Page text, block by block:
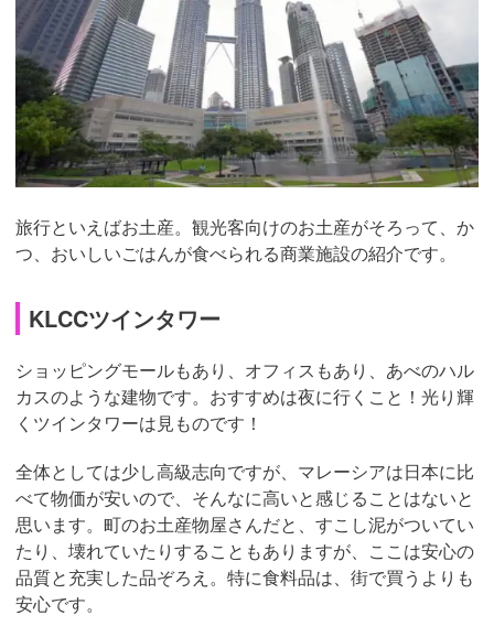
旅行といえばお土産。観光客向けのお土産がそろって、か
つ、おいしいごはんが食べられる商業施設の紹介です。
KLCCツインタワー
ショッピングモールもあり、オフィスもあり、あべのハル
カスのような建物です。おすすめは夜に行くこと！光り輝
くツインタワーは見ものです！
全体としては少し高級志向ですが、マレーシアは日本に比
べて物価が安いので、そんなに高いと感じることはないと
思います。町のお土産物屋さんだと、すこし泥がついてい
たり、壊れていたりすることもありますが、ここは安心の
品質と充実した品ぞろえ。特に食料品は、街で買うよりも
安心です。